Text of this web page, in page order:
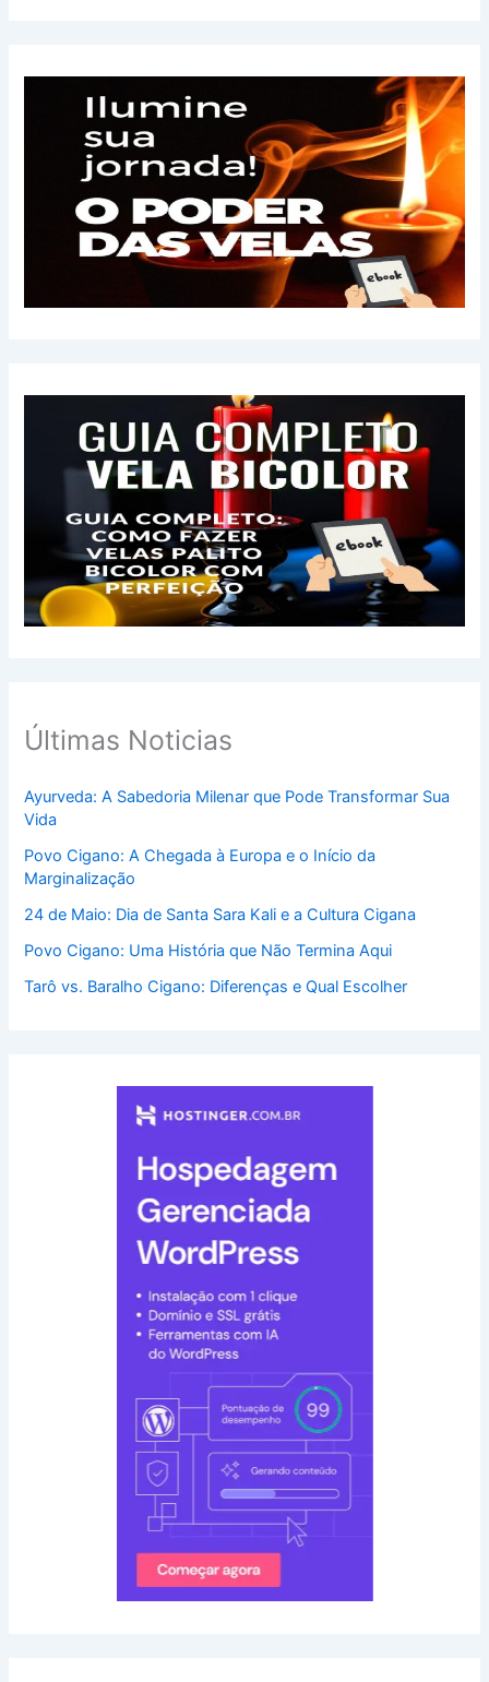
Últimas Noticias
Ayurveda: A Sabedoria Milenar que Pode Transformar Sua
Vida
Povo Cigano: A Chegada à Europa e o Início da
Marginalização
24 de Maio: Dia de Santa Sara Kali e a Cultura Cigana
Povo Cigano: Uma História que Não Termina Aqui
Tarô vs. Baralho Cigano: Diferenças e Qual Escolher